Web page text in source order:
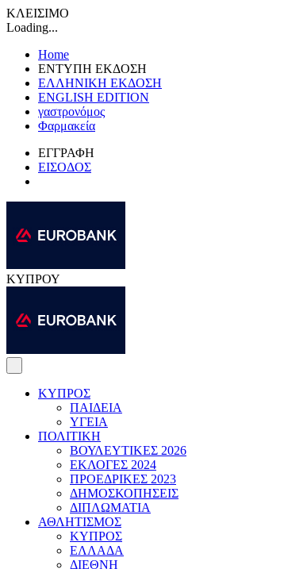
ΚΛΕΙΣΙΜΟ
Loading...
Home
ΕΝΤΥΠΗ ΕΚΔΟΣΗ
ΕΛΛΗΝΙΚΗ ΕΚΔΟΣΗ
ENGLISH EDITION
γαστρονόμος
Φαρμακεία
ΕΓΓΡΑΦΗ
ΕΙΣΟΔΟΣ
ΚΥΠΡΟΥ
ΚΥΠΡΟΣ
ΠΑΙΔΕΙΑ
ΥΓΕΙΑ
ΠΟΛΙΤΙΚΗ
ΒΟΥΛΕΥΤΙΚΕΣ 2026
ΕΚΛΟΓΕΣ 2024
ΠΡΟΕΔΡΙΚΕΣ 2023
ΔΗΜΟΣΚΟΠΗΣΕΙΣ
ΔΙΠΛΩΜΑΤΙΑ
ΑΘΛΗΤΙΣΜΟΣ
ΚΥΠΡΟΣ
ΕΛΛΑΔΑ
ΔΙΕΘΝΗ